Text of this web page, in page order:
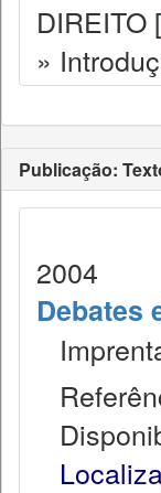
DIREITO [
»
Publicação:
2004
Debates